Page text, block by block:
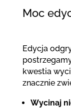
Moc
Edycja
kwestia
znacznie
Wycinaj